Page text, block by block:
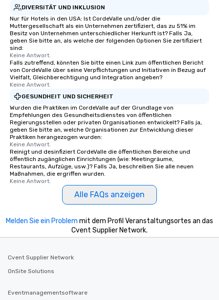
DIVERSITÄT UND INKLUSION
Nur für Hotels in den USA: Ist CordeValle und/oder die
Muttergesellschaft als ein Unternehmen zertifiziert, das zu 51% im
Besitz von Unternehmen unterschiedlicher Herkunft ist? Falls Ja,
geben Sie bitte an, als welche der folgenden Optionen Sie zertifiziert
sind:
Keine Antwort.
Falls zutreffend, könnten Sie bitte einen Link zum öffentlichen Bericht
von CordeValle über seine Verpflichtungen und Initiativen in Bezug auf
Vielfalt, Gleichberechtigung und Integration angeben?
Keine Antwort.
GESUNDHEIT UND SICHERHEIT
Wurden die Praktiken im CordeValle auf der Grundlage von
Empfehlungen des Gesundheitsdienstes von öffentlichen
Regierungsstellen oder privaten Organisationen entwickelt? Falls ja,
geben Sie bitte an, welche Organisationen zur Entwicklung dieser
Praktiken herangezogen wurden:
Keine Antwort.
Reinigt und desinfiziert CordeValle die öffentlichen Bereiche und
öffentlich zugänglichen Einrichtungen (wie: Meetingräume,
Restaurants, Aufzüge, usw.)? Falls Ja, beschreiben Sie alle neuen
Maßnahmen, die ergriffen wurden.
Keine Antwort.
Alle FAQs anzeigen
Melden Sie ein Problem mit dem Profil Veranstaltungsortes an das
Cvent Supplier Network.
Cvent Supplier Network
OnSite Solutions
Eventmanagementsoftware